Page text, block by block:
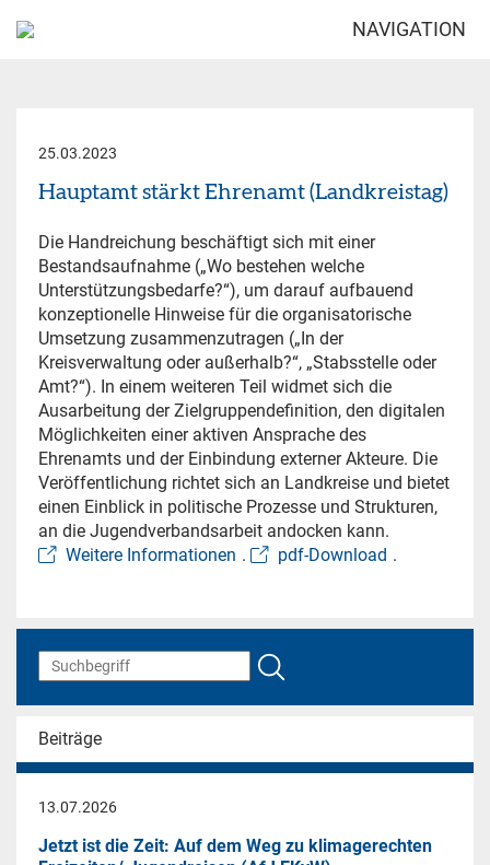
NAVIGATION
25.03.2023
Hauptamt stärkt Ehrenamt (Landkreistag)
Die Handreichung beschäftigt sich mit einer
Bestandsaufnahme („Wo bestehen welche
Unterstützungsbedarfe?“), um darauf aufbauend
konzeptionelle Hinweise für die organisatorische
Umsetzung zusammenzutragen („In der
Kreisverwaltung oder außerhalb?“, „Stabsstelle oder
Amt?“). In einem weiteren Teil widmet sich die
Ausarbeitung der Zielgruppendefinition, den digitalen
Möglichkeiten einer aktiven Ansprache des
Ehrenamts und der Einbindung externer Akteure. Die
Veröffentlichung richtet sich an Landkreise und bietet
einen Einblick in politische Prozesse und Strukturen,
an die Jugendverbandsarbeit andocken kann.
Weitere Informationen . pdf-Download .
Beiträge
13.07.2026
Jetzt ist die Zeit: Auf dem Weg zu klimagerechten